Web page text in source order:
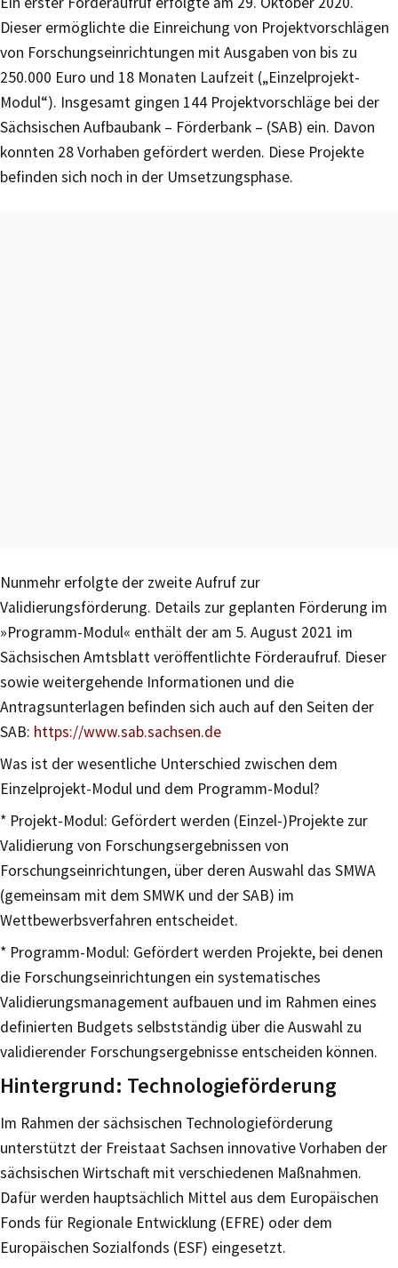
Dieser ermöglichte die Einreichung von Projektvorschlägen
von Forschungseinrichtungen mit Ausgaben von bis zu
250.000 Euro und 18 Monaten Laufzeit („Einzelprojekt-
Modul“). Insgesamt gingen 144 Projektvorschläge bei der
Sächsischen Aufbaubank – Förderbank – (SAB) ein. Davon
konnten 28 Vorhaben gefördert werden. Diese Projekte
befinden sich noch in der Umsetzungsphase.
Nunmehr erfolgte der zweite Aufruf zur
Validierungsförderung. Details zur geplanten Förderung im
»Programm-Modul« enthält der am 5. August 2021 im
Sächsischen Amtsblatt veröffentlichte Förderaufruf. Dieser
sowie weitergehende Informationen und die
Antragsunterlagen befinden sich auch auf den Seiten der
SAB: https://www.sab.sachsen.de
Was ist der wesentliche Unterschied zwischen dem
Einzelprojekt-Modul und dem Programm-Modul?
* Projekt-Modul: Gefördert werden (Einzel-)Projekte zur
Validierung von Forschungsergebnissen von
Forschungseinrichtungen, über deren Auswahl das SMWA
(gemeinsam mit dem SMWK und der SAB) im
Wettbewerbsverfahren entscheidet.
* Programm-Modul: Gefördert werden Projekte, bei denen
die Forschungseinrichtungen ein systematisches
Validierungsmanagement aufbauen und im Rahmen eines
definierten Budgets selbstständig über die Auswahl zu
validierender Forschungsergebnisse entscheiden können.
Hintergrund: Technologieförderung
Im Rahmen der sächsischen Technologieförderung
unterstützt der Freistaat Sachsen innovative Vorhaben der
sächsischen Wirtschaft mit verschiedenen Maßnahmen.
Dafür werden hauptsächlich Mittel aus dem Europäischen
Fonds für Regionale Entwicklung (EFRE) oder dem
Europäischen Sozialfonds (ESF) eingesetzt.